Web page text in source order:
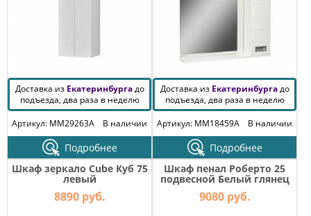
Доставка из Екатеринбургадо
подъезда, два раза в неделю
Артикул: MM29263A
В наличии
Подробнее
Доставка из Екатеринбургадо
подъезда, два раза в неделю
Артикул: MM18459A
В наличии
Подробнее
Шкаф зеркало Cube Куб 75
левый
8890 руб.
Шкаф пенал Роберто 25
подвесной Белый глянец
9080 руб.